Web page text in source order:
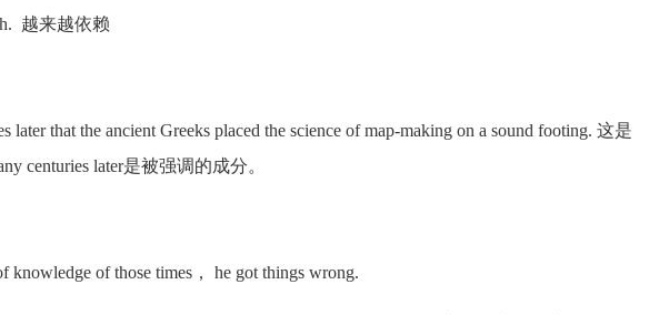
越来越依赖
that the ancient Greeks placed the science of map-making on a sound footing. 这是
centuries later是被强调的成分。
of those times， he got things wrong.